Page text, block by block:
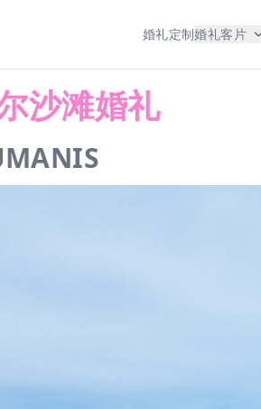
婚礼定制婚礼客片
沙滩婚礼